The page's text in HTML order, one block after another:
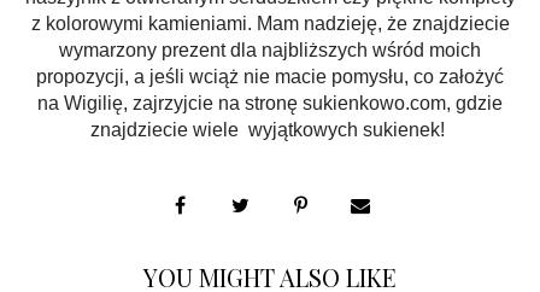
z kolorowymi kamieniami. Mam nadzieję, że znajdziecie
wymarzony prezent dla najbliższych wśród moich
propozycji, a jeśli wciąż nie macie pomysłu, co założyć
na Wigilię, zajrzyjcie na stronę sukienkowo.com, gdzie
znajdziecie wiele wyjątkowych sukienek!
YOU MIGHT ALSO LIKE